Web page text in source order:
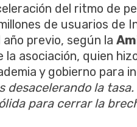
del ritmo de
de usuarios de
previo, según la
asociación, quien
y gobierno para
desacelerando la
para cerrar la